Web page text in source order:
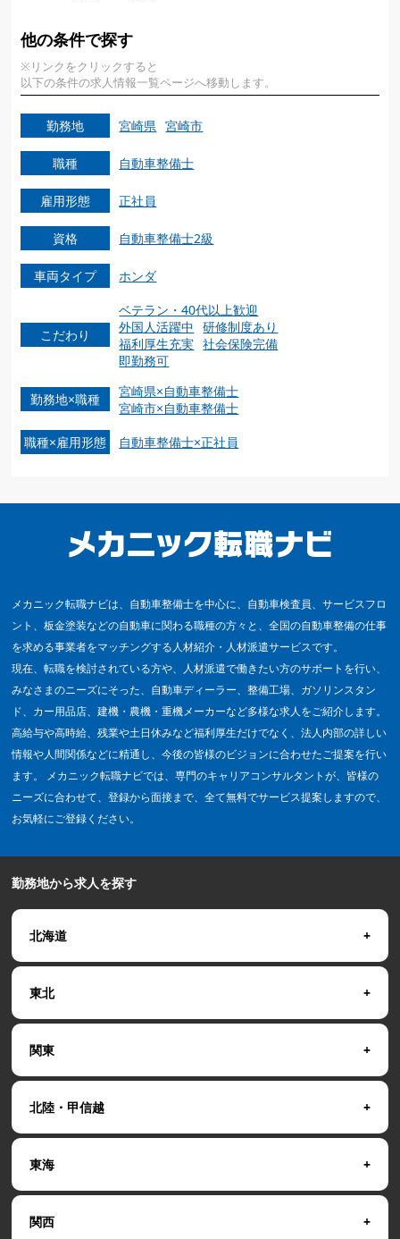
他の条件で探す
※リンクをクリックすると
以下の条件の求人情報一覧ページへ移動します。
勤務地 宮崎県 宮崎市
職種 自動車整備士
雇用形態 正社員
資格 自動車整備士2級
車両タイプ ホンダ
こだわり
ベテラン・40代以上歓迎
外国人活躍中
研修制度あり
福利厚生充実 社会保険完備
即勤務可
勤務地×職種
宮崎県×自動車整備士
宮崎市×自動車整備士
職種×雇用形態
自動車整備士×正社員
メカニック転職ナビは、自動車整備士を中心に、自動車検査員、サービスフロ
ント、板金塗装などの自動車に関わる職種の方々と、全国の自動車整備の仕事
を求める事業者をマッチングする人材紹介・人材派遣サービスです。
現在、転職を検討されている方や、人材派遣で働きたい方のサポートを行い、
みなさまのニーズにそった、自動車ディーラー、整備工場、ガソリンスタン
ド、カー用品店、建機・農機・重機メーカーなど多様な求人をご紹介します。
高給与や高時給、残業や土日休みなど福利厚生だけでなく、法人内部の詳しい
情報や人間関係などに精通し、今後の皆様のビジョンに合わせたご提案を行い
ます。 メカニック転職ナビでは、専門のキャリアコンサルタントが、皆様の
ニーズに合わせて、登録から面接まで、全て無料でサービス提案しますので、
お気軽にご登録ください。
勤務地から求人を探す
北海道
東北
関東
北陸・甲信越
東海
関西